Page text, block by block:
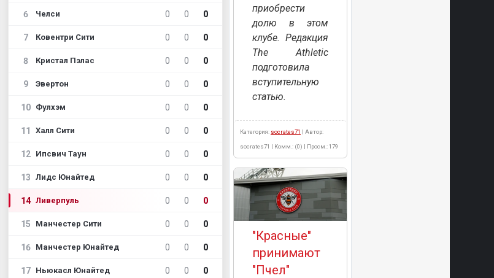
6 Челси 0 0 0
7 Ковентри Сити 0 0 0
8 Кристал Пэлас 0 0 0
9 Эвертон 0 0 0
10 Фулхэм 0 0 0
11 Халл Сити 0 0 0
12 Ипсвич Таун 0 0 0
13 Лидс Юнайтед 0 0 0
14 Ливерпуль 0 0 0
15 Манчестер Сити 0 0 0
16 Манчестер Юнайтед 0 0 0
17 Ньюкасл Юнайтед 0 0 0
приобрести
долю в этом
клубе. Редакция
The Athletic
подготовила
вступительную
статью.
Категория: socrates71 | Автор:
socrates71 | Комм.: (0) | Просм.: 179
"Красные"
принимают
"Пчел"